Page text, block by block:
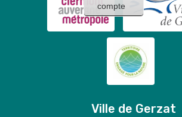
compte
Ville de Gerzat